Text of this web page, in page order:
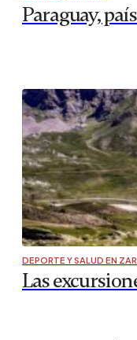
Paraguay,
DEPORTE Y SALUD EN
Las